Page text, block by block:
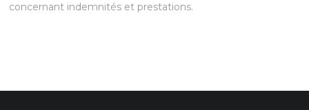
concernant indemnités et prestations.